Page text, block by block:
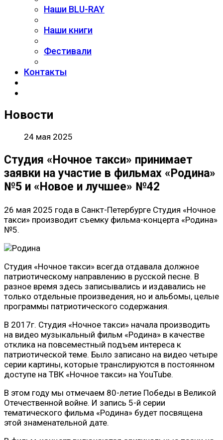
Наши BLU-RAY
Наши книги
Фестивали
Контакты
Новости
24 мая 2025
Студия «Ночное такси» принимает
заявки на участие в фильмах «Родина»
№5 и «Новое и лучшее» №42
26 мая 2025 года в Санкт-Петербурге Студия «Ночное
такси» производит съемку фильма-концерта «Родина»
№5.
Студия «Ночное такси» всегда отдавала должное
патриотическому направлению в русской песне. В
разное время здесь записывались и издавались не
только отдельные произведения, но и альбомы, целые
программы патриотического содержания.
В 2017г. Студия «Ночное такси» начала производить
на видео музыкальный фильм «Родина» в качестве
отклика на повсеместный подъем интереса к
патриотической теме. Было записано на видео четыре
серии картины, которые транслируются в постоянном
доступе на ТВК «Ночное такси» на YouTube.
В этом году мы отмечаем 80-летие Победы в Великой
Отечественной войне. И запись 5-й серии
тематического фильма «Родина» будет посвящена
этой знаменательной дате.